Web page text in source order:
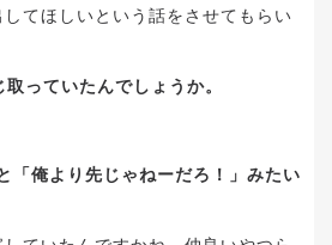
てほしいという話をさせてもらい
っていたんでしょうか。
「俺より先じゃねーだろ！」みたい